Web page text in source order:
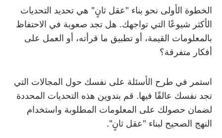
الخطوة الأولى نحو بناء "عقل ثانٍ" هي تحديد التحديات
الأكثر شيوعًا التي تواجهك. هل تجد صعوبة في الاحتفاظ
بالمعلومات القيمة، أو تطبيق ما قرأته، أو العمل على
أفكار متفرقة؟
استمر في طرح الأسئلة على نفسك حول المجالات التي
تجد نفسك عالقًا فيها. قم بتدوين هذه التحديات المحددة
لضمان حصولك على المعلومات المطلوبة واستخدام
النهج الصحيح لبناء "عقل ثانٍ".